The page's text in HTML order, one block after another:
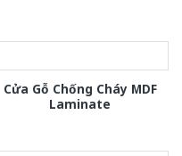
Cửa Gỗ Chống Cháy MDF
Laminate